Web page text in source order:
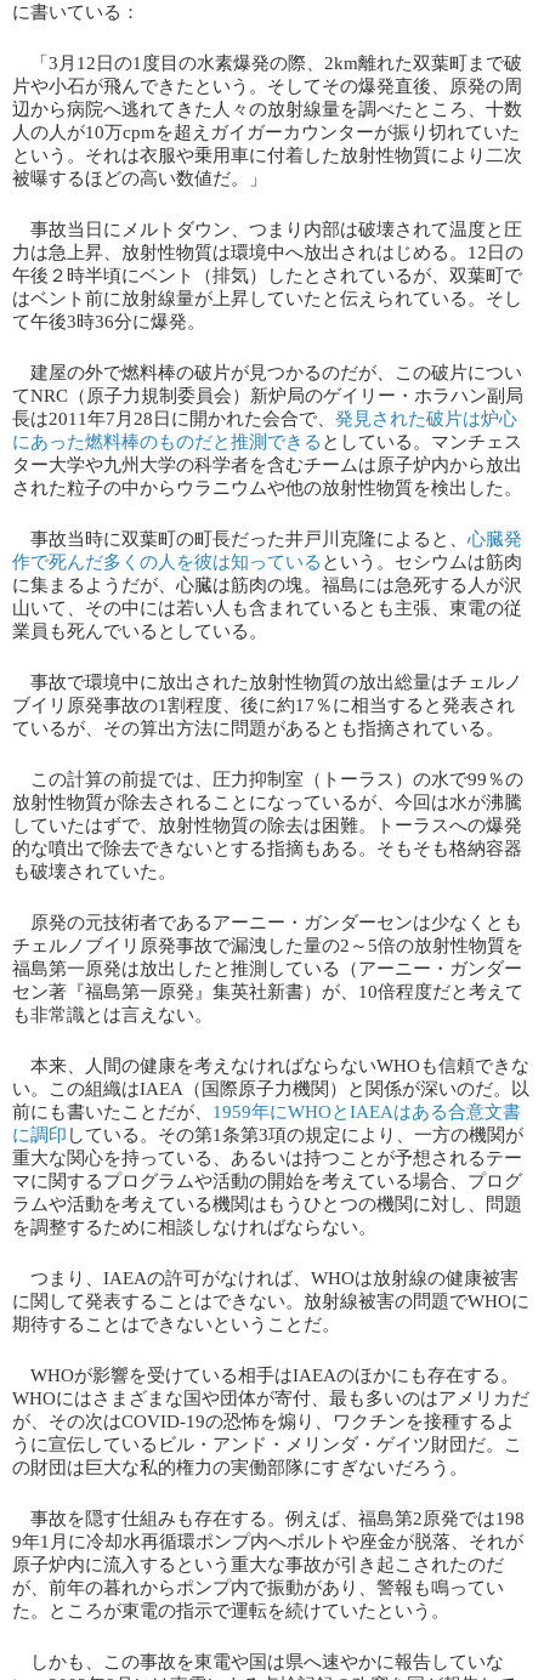
に書いている：
「3月12日の1度目の水素爆発の際、2km離れた双葉町まで破
片や小石が飛んできたという。そしてその爆発直後、原発の周
辺から病院へ逃れてきた人々の放射線量を調べたところ、十数
人の人が10万cpmを超えガイガーカウンターが振り切れていた
という。それは衣服や乗用車に付着した放射性物質により二次
被曝するほどの高い数値だ。」
事故当日にメルトダウン、つまり内部は破壊されて温度と圧
力は急上昇、放射性物質は環境中へ放出されはじめる。12日の
午後２時半頃にベント（排気）したとされているが、双葉町で
はベント前に放射線量が上昇していたと伝えられている。そし
て午後3時36分に爆発。
建屋の外で燃料棒の破片が見つかるのだが、この破片につい
てNRC（原子力規制委員会）新炉局のゲイリー・ホラハン副局
長は2011年7月28日に開かれた会合で、​ 発見された破片は炉心
にあった燃料棒のものだと推測できる ​としている。マンチェス
ター大学や九州大学の科学者を含むチームは原子炉内から放出
された粒子の中からウラニウムや他の放射性物質を検出した。
事故当時に双葉町の町長だった井戸川克隆によると、​ 心臓発
作で死んだ多くの人を彼は知っている ​という。セシウムは筋肉
に集まるようだが、心臓は筋肉の塊。福島には急死する人が沢
山いて、その中には若い人も含まれているとも主張、東電の従
業員も死んでいるとしている。
事故で環境中に放出された放射性物質の放出総量はチェルノ
ブイリ原発事故の1割程度、後に約17％に相当すると発表され
ているが、その算出方法に問題があるとも指摘されている。
この計算の前提では、圧力抑制室（トーラス）の水で99％の
放射性物質が除去されることになっているが、今回は水が沸騰
していたはずで、放射性物質の除去は困難。トーラスへの爆発
的な噴出で除去できないとする指摘もある。そもそも格納容器
も破壊されていた。
原発の元技術者であるアーニー・ガンダーセンは少なくとも
チェルノブイリ原発事故で漏洩した量の2～5倍の放射性物質を
福島第一原発は放出したと推測している（アーニー・ガンダー
セン著『福島第一原発』集英社新書）が、10倍程度だと考えて
も非常識とは言えない。
本来、人間の健康を考えなければならないWHOも信頼できな
い。この組織はIAEA（国際原子力機関）と関係が深いのだ。以
前にも書いたことだが、​ 1959年にWHOとIAEAはある合意文書
に調印 ​している。その第1条第3項の規定により、一方の機関が
重大な関心を持っている、あるいは持つことが予想されるテー
マに関するプログラムや活動の開始を考えている場合、プログ
ラムや活動を考えている機関はもうひとつの機関に対し、問題
を調整するために相談しなければならない。
つまり、IAEAの許可がなければ、WHOは放射線の健康被害
に関して発表することはできない。放射線被害の問題でWHOに
期待することはできないということだ。
WHOが影響を受けている相手はIAEAのほかにも存在する。
WHOにはさまざまな国や団体が寄付、最も多いのはアメリカだ
が、その次はCOVID-19の恐怖を煽り、ワクチンを接種するよ
うに宣伝しているビル・アンド・メリンダ・ゲイツ財団だ。こ
の財団は巨大な私的権力の実働部隊にすぎないだろう。
事故を隠す仕組みも存在する。例えば、福島第2原発では198
9年1月に冷却水再循環ポンプ内へボルトや座金が脱落、それが
原子炉内に流入するという重大な事故が引き起こされたのだ
が、前年の暮れからポンプ内で振動があり、警報も鳴ってい
た。ところが東電の指示で運転を続けていたという。
しかも、この事故を東電や国は県へ速やかに報告していな